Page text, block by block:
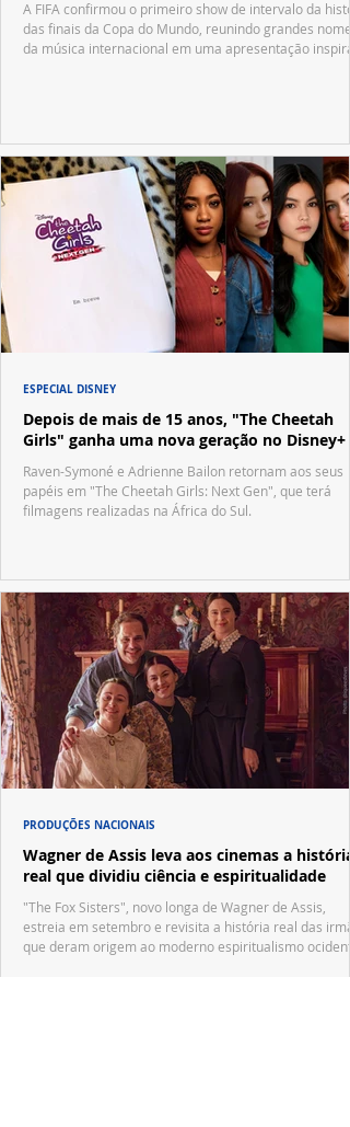
A FIFA confirmou o primeiro show de intervalo da
das finais da Copa do Mundo, reunindo grandes nomes
da música internacional em uma apresentação
Depois de mais de 15 anos, "The Cheetah
Girls" ganha uma nova geração no Disney+
Raven-Symoné e Adrienne Bailon retornam aos seus
papéis em "The Cheetah Girls: Next Gen", que terá
filmagens realizadas na África do Sul.
ESPECIAL DISNEY
Wagner de Assis leva aos cinemas a história
real que dividiu ciência e espiritualidade
"The Fox Sisters", novo longa de Wagner de Assis,
estreia em setembro e revisita a história real das
que deram origem ao moderno espiritualismo
PRODUÇÕES NACIONAIS